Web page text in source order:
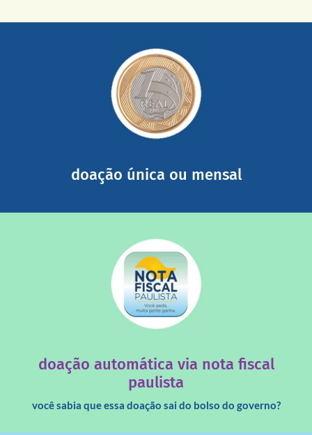
doação única ou mensal
mail mostrando tudo o que fizemos com a sua ajuda
somada a de outras pessoas.
saiba mais
doação automática via nota fiscal
paulista
você sabia que essa doação sai do bolso do governo?
saiba mais